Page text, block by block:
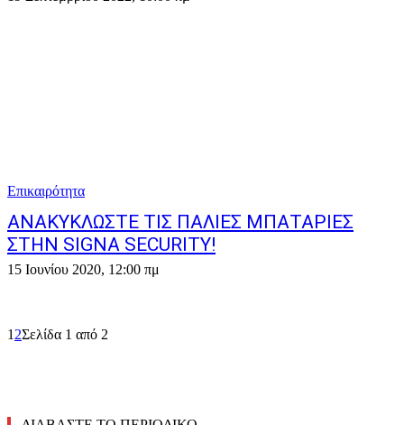
Επικαιρότητα
ΑNAKYΚΛΩΣΤΕ ΤΙΣ ΠΑΛΙΕΣ ΜΠΑΤΑΡΙΕΣ
ΣΤΗΝ SIGNA SECURITY!
15 Ιουνίου 2020, 12:00 πμ
1 2Σελίδα 1 από 2